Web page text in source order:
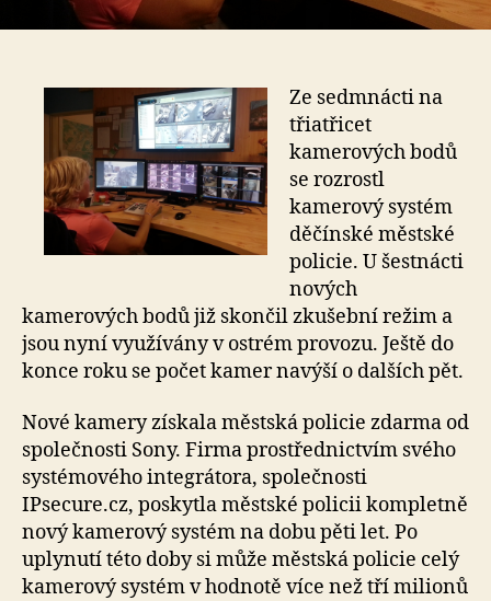
Ze sedmnácti na
třiatřicet
kamerových bodů
se rozrostl
kamerový systém
děčínské městské
policie. U šestnácti
nových
kamerových bodů již skončil zkušební režim a
jsou nyní využívány v ostrém provozu. Ještě do
konce roku se počet kamer navýší o dalších pět.
Nové kamery získala městská policie zdarma od
společnosti Sony. Firma prostřednictvím svého
systémového integrátora, společnosti
IPsecure.cz, poskytla městské policii kompletně
nový kamerový systém na dobu pěti let. Po
uplynutí této doby si může městská policie celý
kamerový systém v hodnotě více než tří milionů